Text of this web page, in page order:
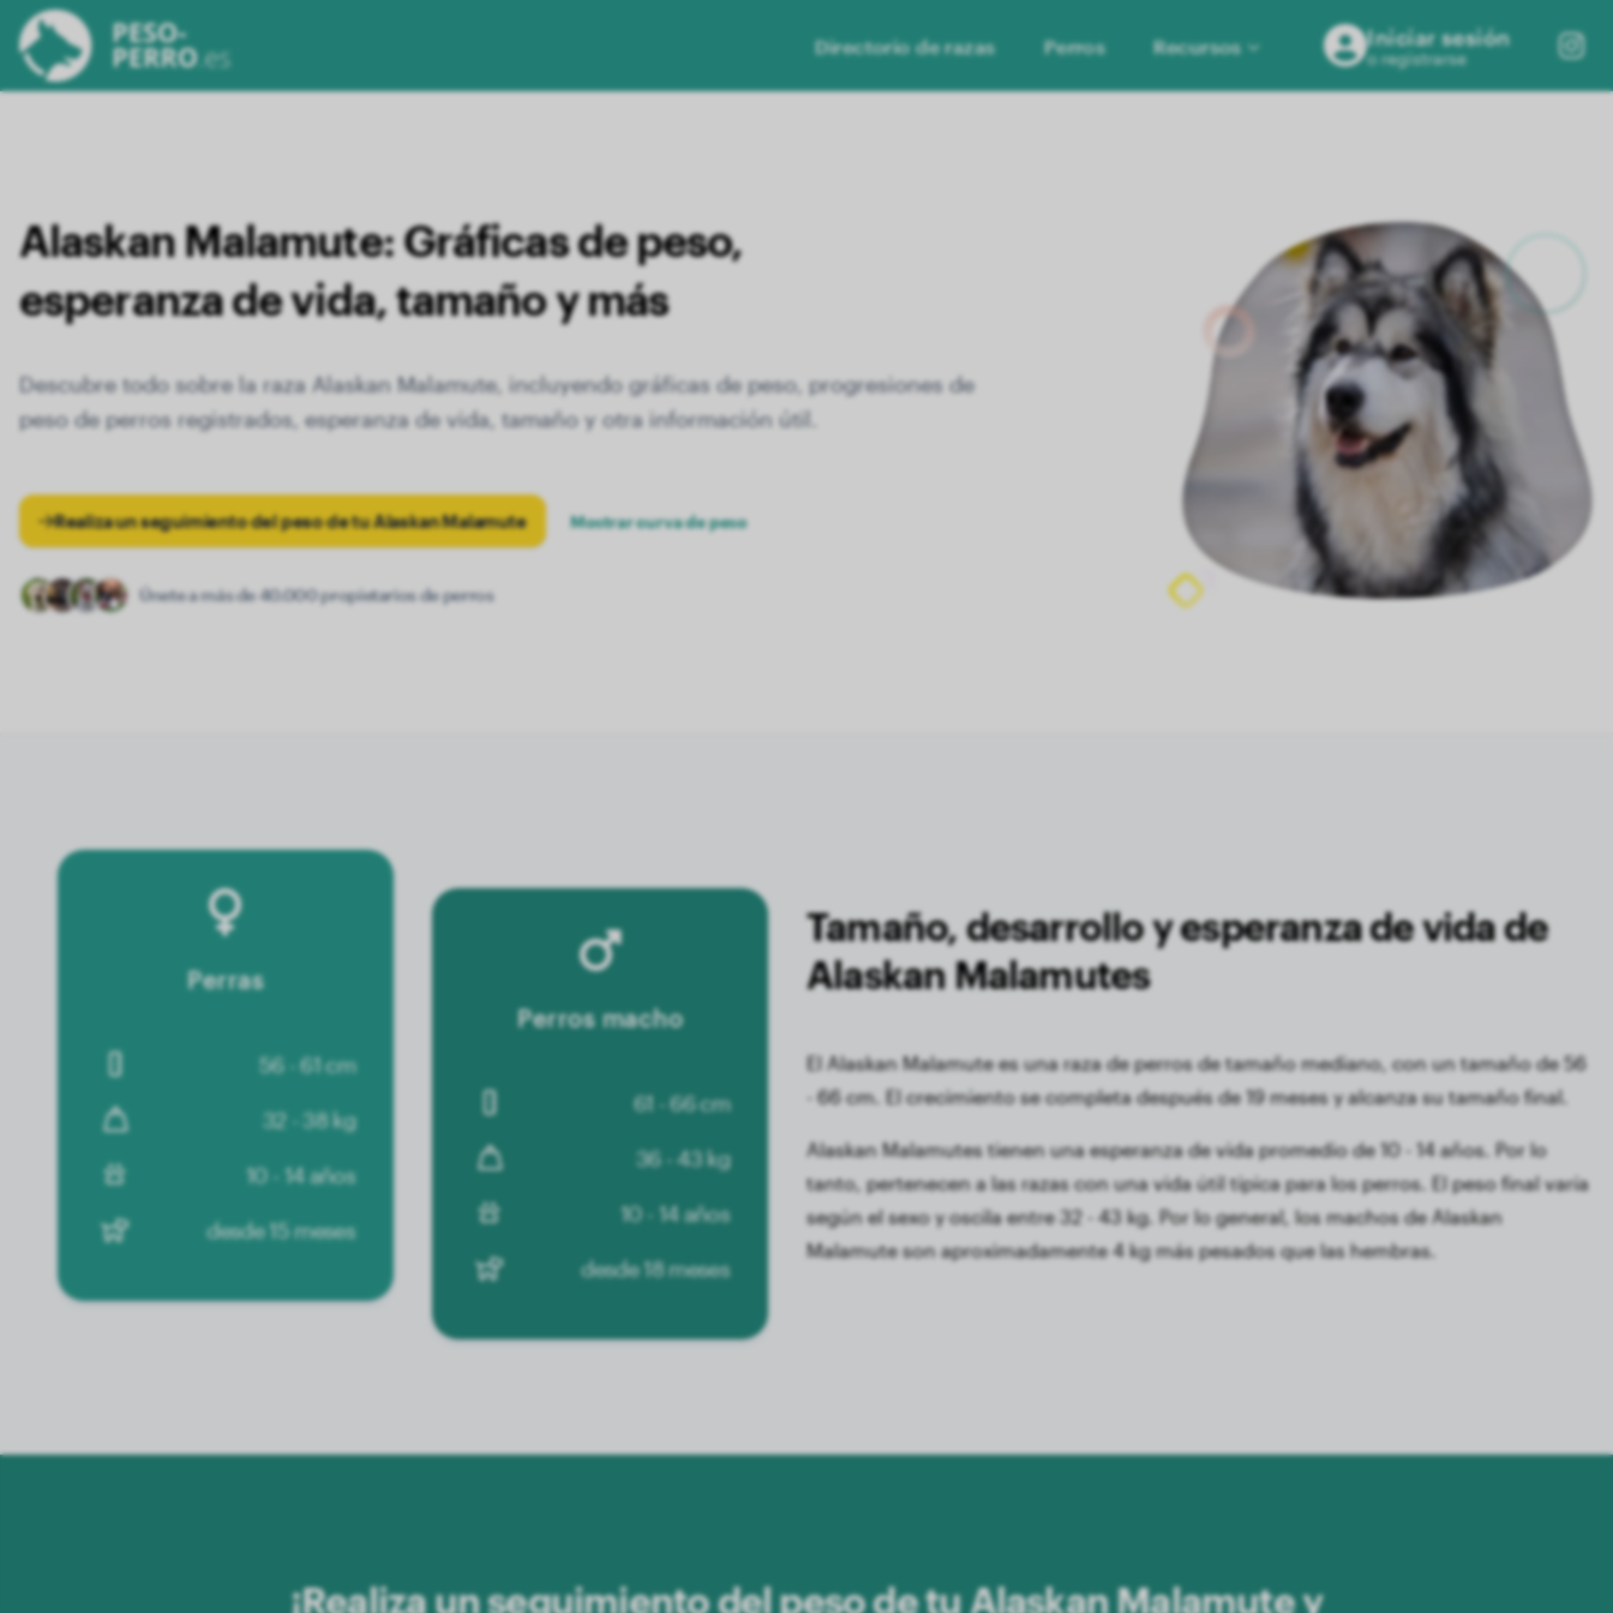
Directorio de razas Perros Recursos Iniciar sesión
o registrarse
Alaskan Malamute:Gráficas de peso,
esperanza de vida, tamaño y más
Descubre todo sobre la raza Alaskan Malamute, incluyendo gráficas de peso, progresiones de
peso de perros registrados, esperanza de vida, tamaño y otra información útil.
Realiza un seguimiento del peso de tu Alaskan Malamute Mostrar curva de peso
Únete a más de 40.000 propietarios de perros
Perras
56 - 61 cm
32 - 38 kg
10 - 14 años
desde 15 meses
Perros macho
61 - 66 cm
36 - 43 kg
10 - 14 años
desde 18 meses
Tamaño, desarrollo y esperanza de vida de
Alaskan Malamutes
El Alaskan Malamute es una raza de perros de tamaño mediano, con un tamaño de 56
- 66 cm. El crecimiento se completa después de 19 meses y alcanza su tamaño final.
Alaskan Malamutes tienen una esperanza de vida promedio de 10 - 14 años. Por lo
tanto, pertenecen a las razas con una vida útil típica para los perros. El peso final varía
según el sexo y oscila entre 32 - 43 kg. Por lo general, los machos de Alaskan
Malamute son aproximadamente 4 kg más pesados que las hembras.
¡Realiza un seguimiento del peso de tu Alaskan Malamute y